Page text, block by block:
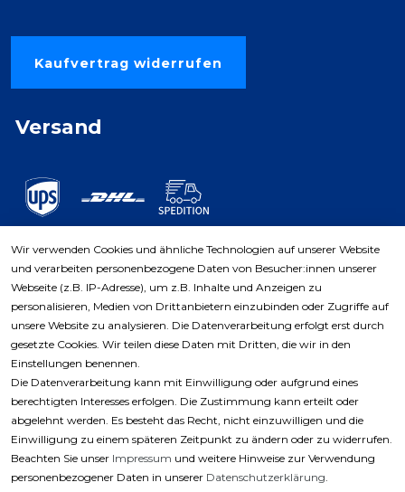
Kaufvertrag widerrufen
Versand
Zahlungsarten
Wir verwenden Cookies und ähnliche Technologien auf unserer Website
und verarbeiten personenbezogene Daten von Besucher:innen unserer
Webseite (z.B. IP-Adresse), um z.B. Inhalte und Anzeigen zu
personalisieren, Medien von Drittanbietern einzubinden oder Zugriffe auf
unsere Website zu analysieren. Die Datenverarbeitung erfolgt erst durch
gesetzte Cookies. Wir teilen diese Daten mit Dritten, die wir in den
Einstellungen benennen.
Die Datenverarbeitung kann mit Einwilligung oder aufgrund eines
berechtigten Interesses erfolgen. Die Zustimmung kann erteilt oder
abgelehnt werden. Es besteht das Recht, nicht einzuwilligen und die
Einwilligung zu einem späteren Zeitpunkt zu ändern oder zu widerrufen.
Beachten Sie unser Impressum und weitere Hinweise zur Verwendung
personenbezogener Daten in unserer Daten­schutz­erklärung.